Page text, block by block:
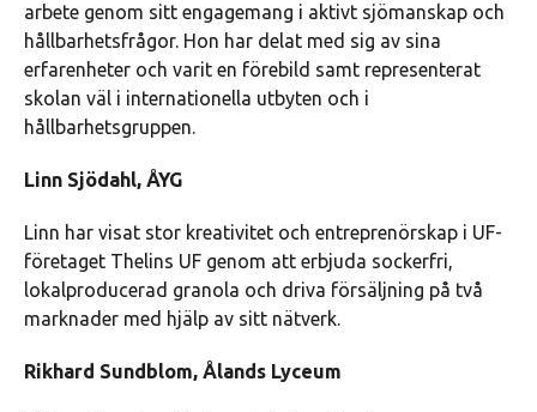
arbete genom sitt engagemang i aktivt sjömanskap och
hållbarhetsfrågor. Hon har delat med sig av sina
erfarenheter och varit en förebild samt representerat
skolan väl i internationella utbyten och i
hållbarhetsgruppen.
Linn Sjödahl, ÅYG
Linn har visat stor kreativitet och entreprenörskap i UF-
företaget Thelins UF genom att erbjuda sockerfri,
lokalproducerad granola och driva försäljning på två
marknader med hjälp av sitt nätverk.
Rikhard Sundblom, Ålands Lyceum